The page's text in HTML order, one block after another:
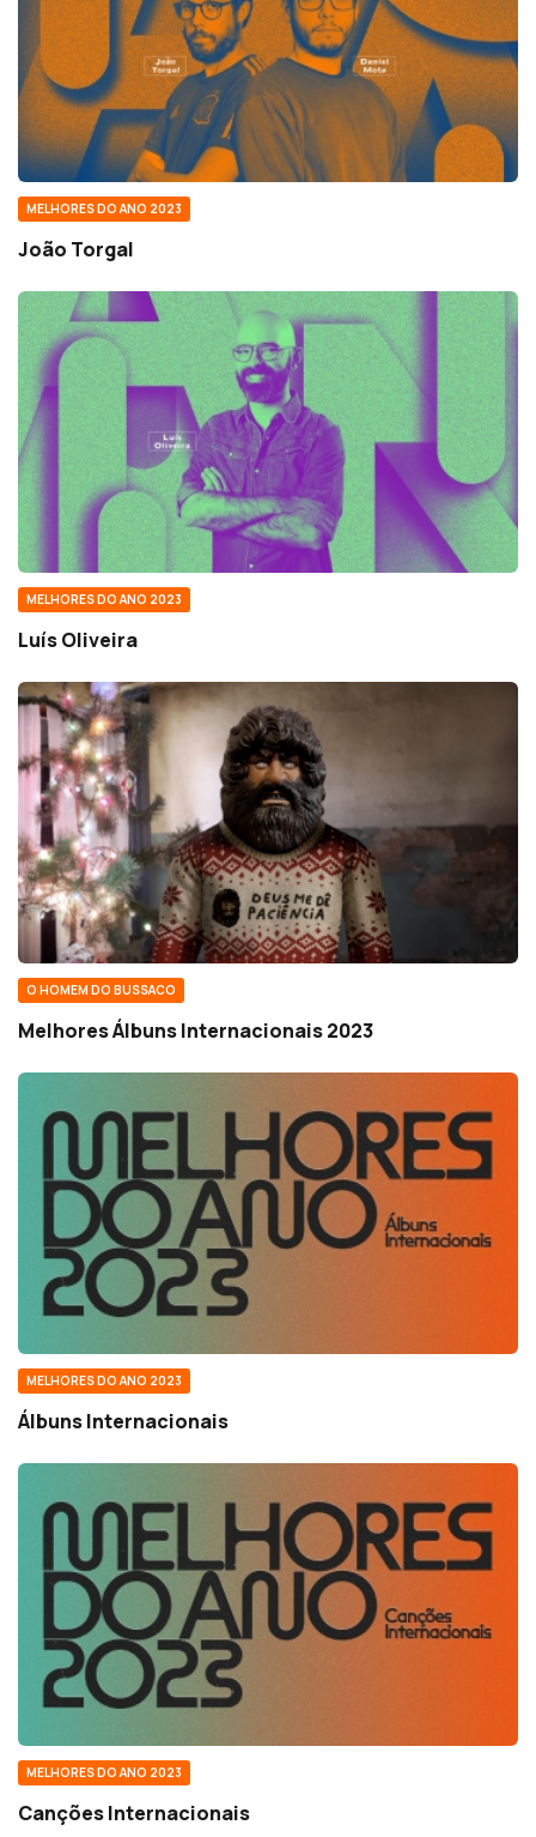
MELHORES DO ANO 2023
João Torgal
MELHORES DO ANO 2023
Luís Oliveira
O HOMEM DO BUSSACO
Melhores Álbuns Internacionais 2023
MELHORES DO ANO 2023
Álbuns Internacionais
MELHORES DO ANO 2023
Canções Internacionais